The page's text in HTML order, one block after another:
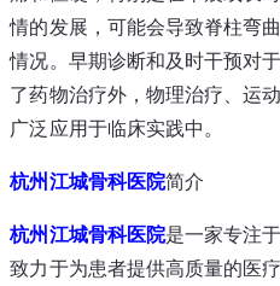
情的发展，可能会导致脊柱弯
情况。早期诊断和及时干预对
了药物治疗外，物理治疗、运
广泛应用于临床实践中。
杭州江城骨科医院简介
杭州江城骨科医院是一家专注
致力于为患者提供高质量的医